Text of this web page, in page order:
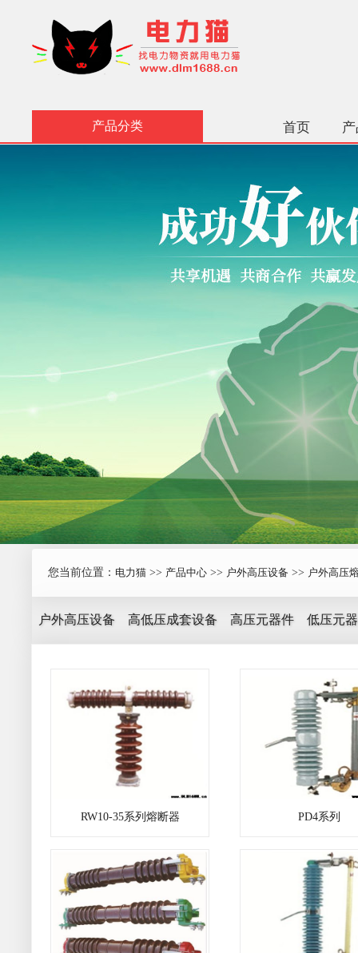
产品分类 首页
您当前位置： 电力猫 >> 产品中心 >> 户外高压设备 >> 户外高压
户外高压设备 高低压成套设备 高压元器件 低压元
RW10-35系列熔断器 PD4系列